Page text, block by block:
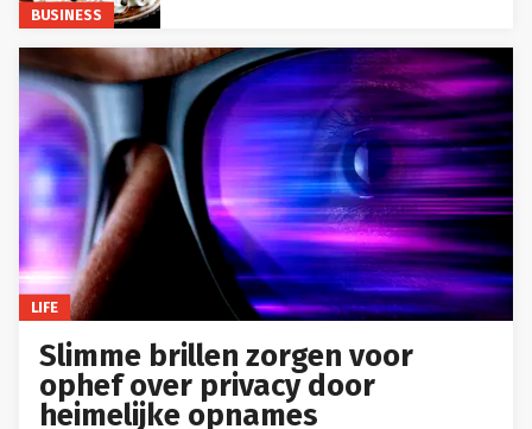
BUSINESS
LIFE
Slimme brillen zorgen voor
ophef over privacy door
heimelijke opnames